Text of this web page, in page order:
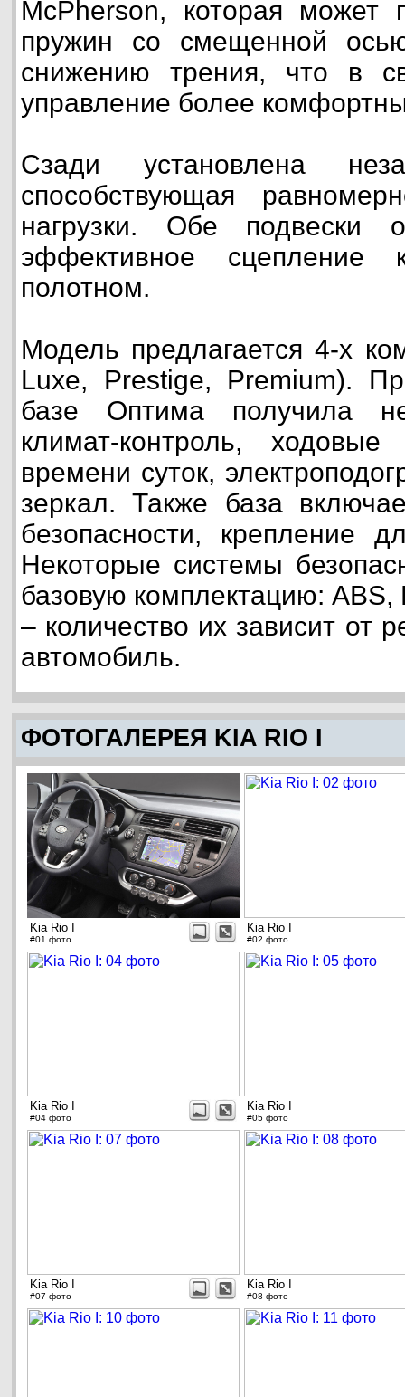
McPherson, которая может
пружин со смещенной
снижению трения, что в
управление более
Сзади установлена
способствующая
нагрузки. Обе подвески
эффективное
полотном.
Модель предлагается 4-х
Luxe, Prestige, Premium).
базе Оптима получила
климат-контроль,
времени суток,
зеркал. Также база
безопасности, крепление
Некоторые системы
базовую комплектацию:
– количество их зависит от
автомобиль.
ФОТОГАЛЕРЕЯ KIA RIO I
Kia Rio I
#01 фото
Kia Rio I
#02 фото
Kia Rio I
#04 фото
Kia Rio I
#05 фото
Kia Rio I
#07 фото
Kia Rio I
#08 фото